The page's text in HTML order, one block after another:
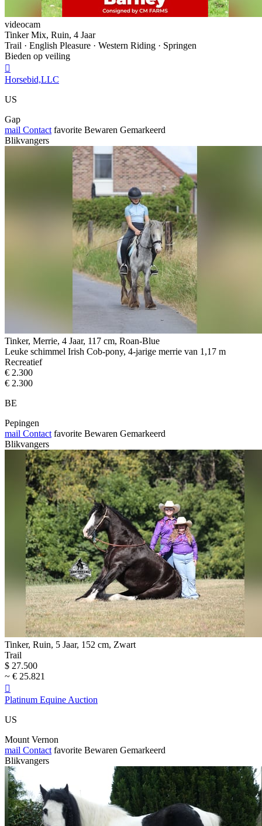
videocam
Tinker Mix, Ruin, 4 Jaar
Trail · English Pleasure · Western Riding · Springen
Bieden op veiling

Horsebid,LLC
US
Gap
mail Contact favorite Bewaren Gemarkeerd
Blikvangers
Tinker, Merrie, 4 Jaar, 117 cm, Roan-Blue
Leuke schimmel Irish Cob-pony, 4-jarige merrie van 1,17 m
Recreatief
€ 2.300
€ 2.300
BE
Pepingen
mail Contact favorite Bewaren Gemarkeerd
Blikvangers
Tinker, Ruin, 5 Jaar, 152 cm, Zwart
Trail
$ 27.500
~ € 25.821

Platinum Equine Auction
US
Mount Vernon
mail Contact favorite Bewaren Gemarkeerd
Blikvangers